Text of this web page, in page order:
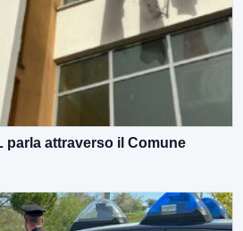
parla attraverso il Comune